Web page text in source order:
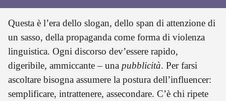
Questa è l’era dello slogan, dello span di attenzione di
un sasso, della propaganda come forma di violenza
linguistica. Ogni discorso dev’essere rapido,
digeribile, ammiccante – una pubblicità. Per farsi
ascoltare bisogna assumere la postura dell’influencer:
semplificare, intrattenere, assecondare. C’è chi ripete